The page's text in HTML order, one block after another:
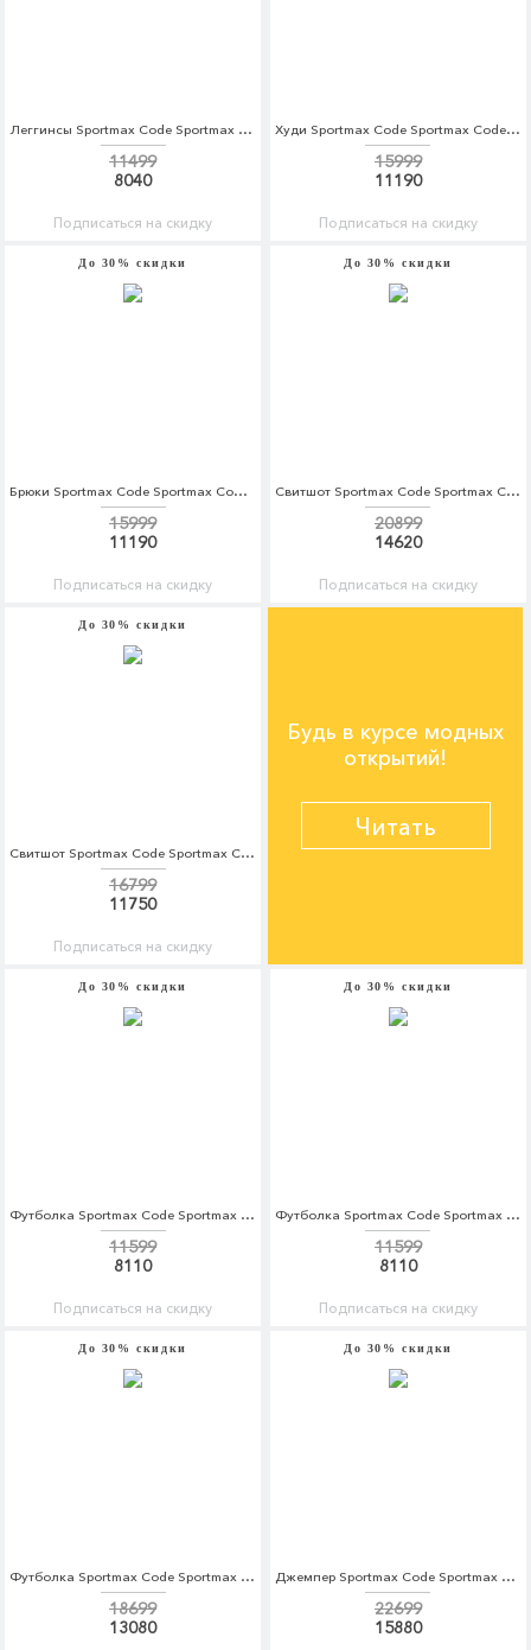
Леггинсы Sportmax Code Sportmax Code SP027EWBSZG3
11499
8040
Подписаться на скидку
Худи Sportmax Code Sportmax Code SP027EWBSXI7
15999
11190
Подписаться на скидку
До 30% скидки
Брюки Sportmax Code Sportmax Code SP027EWADSI3
15999
11190
Подписаться на скидку
До 30% скидки
Свитшот Sportmax Code Sportmax Code SP027EWBSXI2
20899
14620
Подписаться на скидку
До 30% скидки
Свитшот Sportmax Code Sportmax Code SP027EWBSWN1
16799
11750
Подписаться на скидку
Будь в курсе модных
открытий!
Читать
До 30% скидки
Футболка Sportmax Code Sportmax Code SP027EWBSWN8
11599
8110
Подписаться на скидку
До 30% скидки
Футболка Sportmax Code Sportmax Code SP027EWBSWN9
11599
8110
Подписаться на скидку
До 30% скидки
Футболка Sportmax Code Sportmax Code SP027EWBSXP3
18699
13080
До 30% скидки
Джемпер Sportmax Code Sportmax Code SP027EWBSXL0
22699
15880